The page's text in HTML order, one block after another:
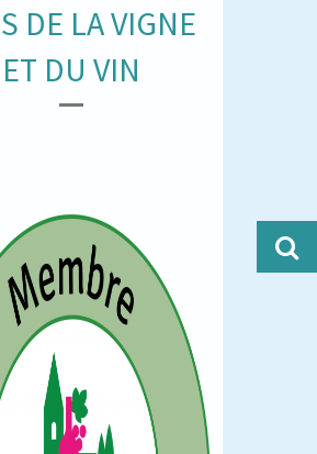
DE LA VIGNE
ET DU VIN